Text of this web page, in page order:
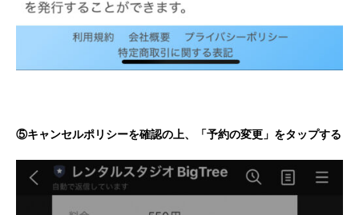
⑤キャンセルポリシーを確認の上、「予約の変更」をタップする